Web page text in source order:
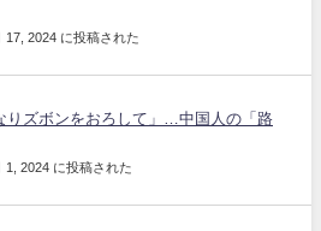
17, 2024 に投稿された
りズボンをおろして」…中国人の「路
1, 2024 に投稿された